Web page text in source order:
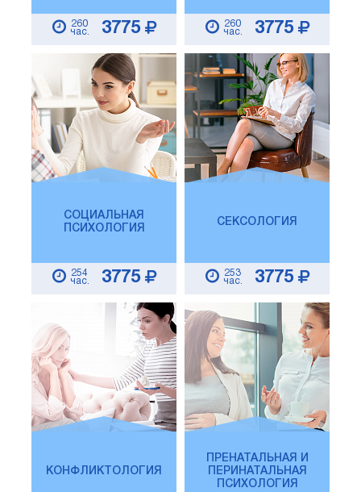
260
час.
3775
260
час.
3775
СОЦИАЛЬНАЯ
ПСИХОЛОГИЯ
254
час.
3775
СЕКСОЛОГИЯ
253
час.
3775
КОНФЛИКТОЛОГИЯ
ПРЕНАТАЛЬНАЯ И
ПЕРИНАТАЛЬНАЯ
ПСИХОЛОГИЯ